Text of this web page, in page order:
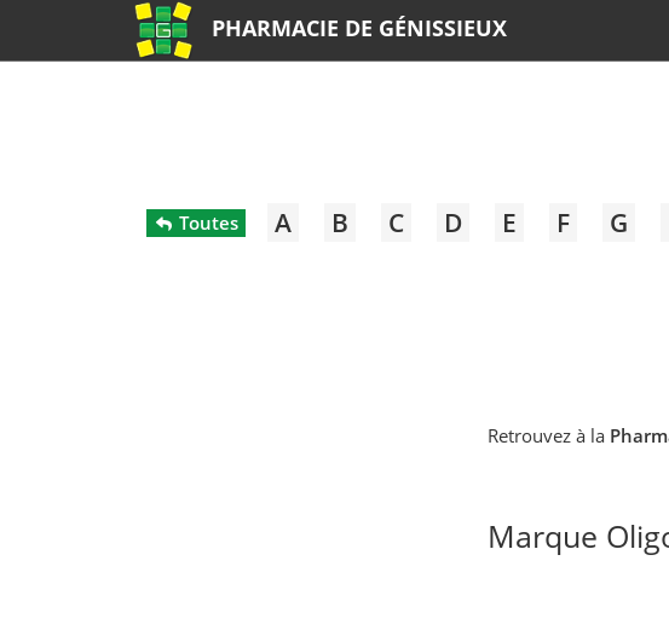
PHARMACIE DE GÉNISSIEUX
Toutes A B C D E F G
Retrouvez à la
Marque